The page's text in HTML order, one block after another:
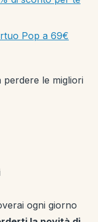
Pop a 69€
le migliori
ogni giorno